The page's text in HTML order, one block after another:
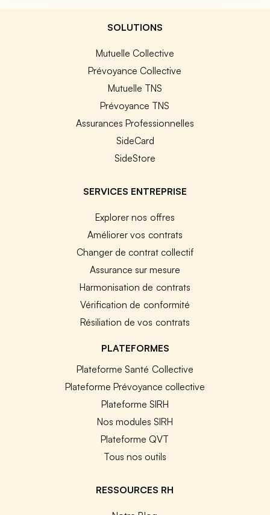
SOLUTIONS
Mutuelle Collective
Prévoyance Collective
Mutuelle TNS
Prévoyance TNS
Assurances Professionnelles
SideCard
SideStore
SERVICES ENTREPRISE
Explorer nos offres
Améliorer vos contrats
Changer de contrat collectif
Assurance sur mesure
Harmonisation de contrats
Vérification de conformité
Résiliation de vos contrats
PLATEFORMES
Plateforme Santé Collective
Plateforme Prévoyance collective
Plateforme SIRH
Nos modules SIRH
Plateforme QVT
Tous nos outils
RESSOURCES RH